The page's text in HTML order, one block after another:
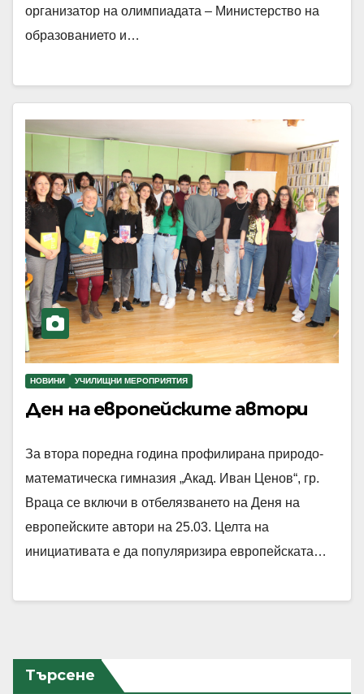
организатор на олимпиадата – Министерство на
образованието и…
НОВИНИ УЧИЛИЩНИ МЕРОПРИЯТИЯ
Ден на европейските автори
За втора поредна година профилирана природо-
математическа гимназия „Акад. Иван Ценов“, гр.
Враца се включи в отбелязването на Деня на
европейските автори на 25.03. Целта на
инициативата е да популяризира европейската…
Търсене